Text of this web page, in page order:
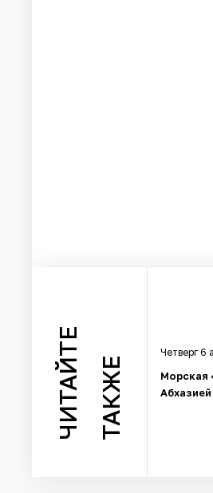
ЧИТАЙТЕ ТАКЖЕ
Четверг 6
Морская